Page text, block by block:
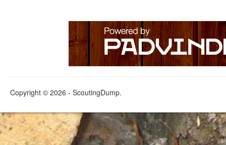
Copyright © 2026 - ScoutingDump.